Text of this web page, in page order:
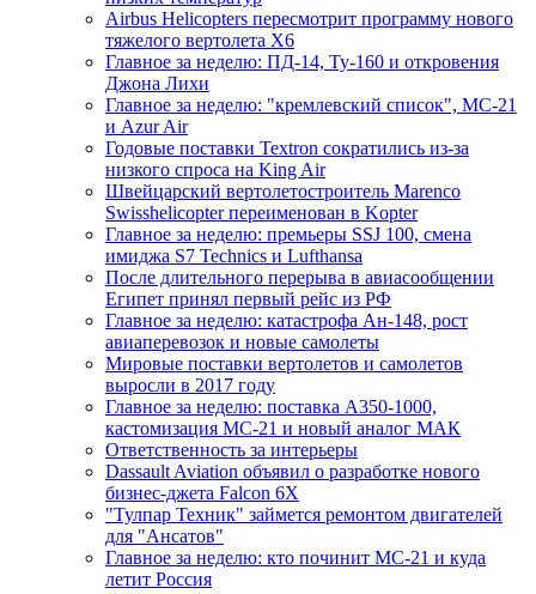
Airbus Helicopters пересмотрит программу нового
тяжелого вертолета X6
Главное за неделю: ПД-14, Ту-160 и откровения
Джона Лихи
Главное за неделю: "кремлевский список", МС-21
и Azur Air
Годовые поставки Textron сократились из-за
низкого спроса на King Air
Швейцарский вертолетостроитель Marenco
Swisshelicopter переименован в Kopter
Главное за неделю: премьеры SSJ 100, смена
имиджа S7 Technics и Lufthansa
После длительного перерыва в авиасообщении
Египет принял первый рейс из РФ
Главное за неделю: катастрофа Ан-148, рост
авиаперевозок и новые самолеты
Мировые поставки вертолетов и самолетов
выросли в 2017 году
Главное за неделю: поставка A350-1000,
кастомизация МС-21 и новый аналог МАК
Ответственность за интерьеры
Dassault Aviation объявил о разработке нового
бизнес-джета Falcon 6X
"Тулпар Техник" займется ремонтом двигателей
для "Ансатов"
Главное за неделю: кто починит МС-21 и куда
летит Россия